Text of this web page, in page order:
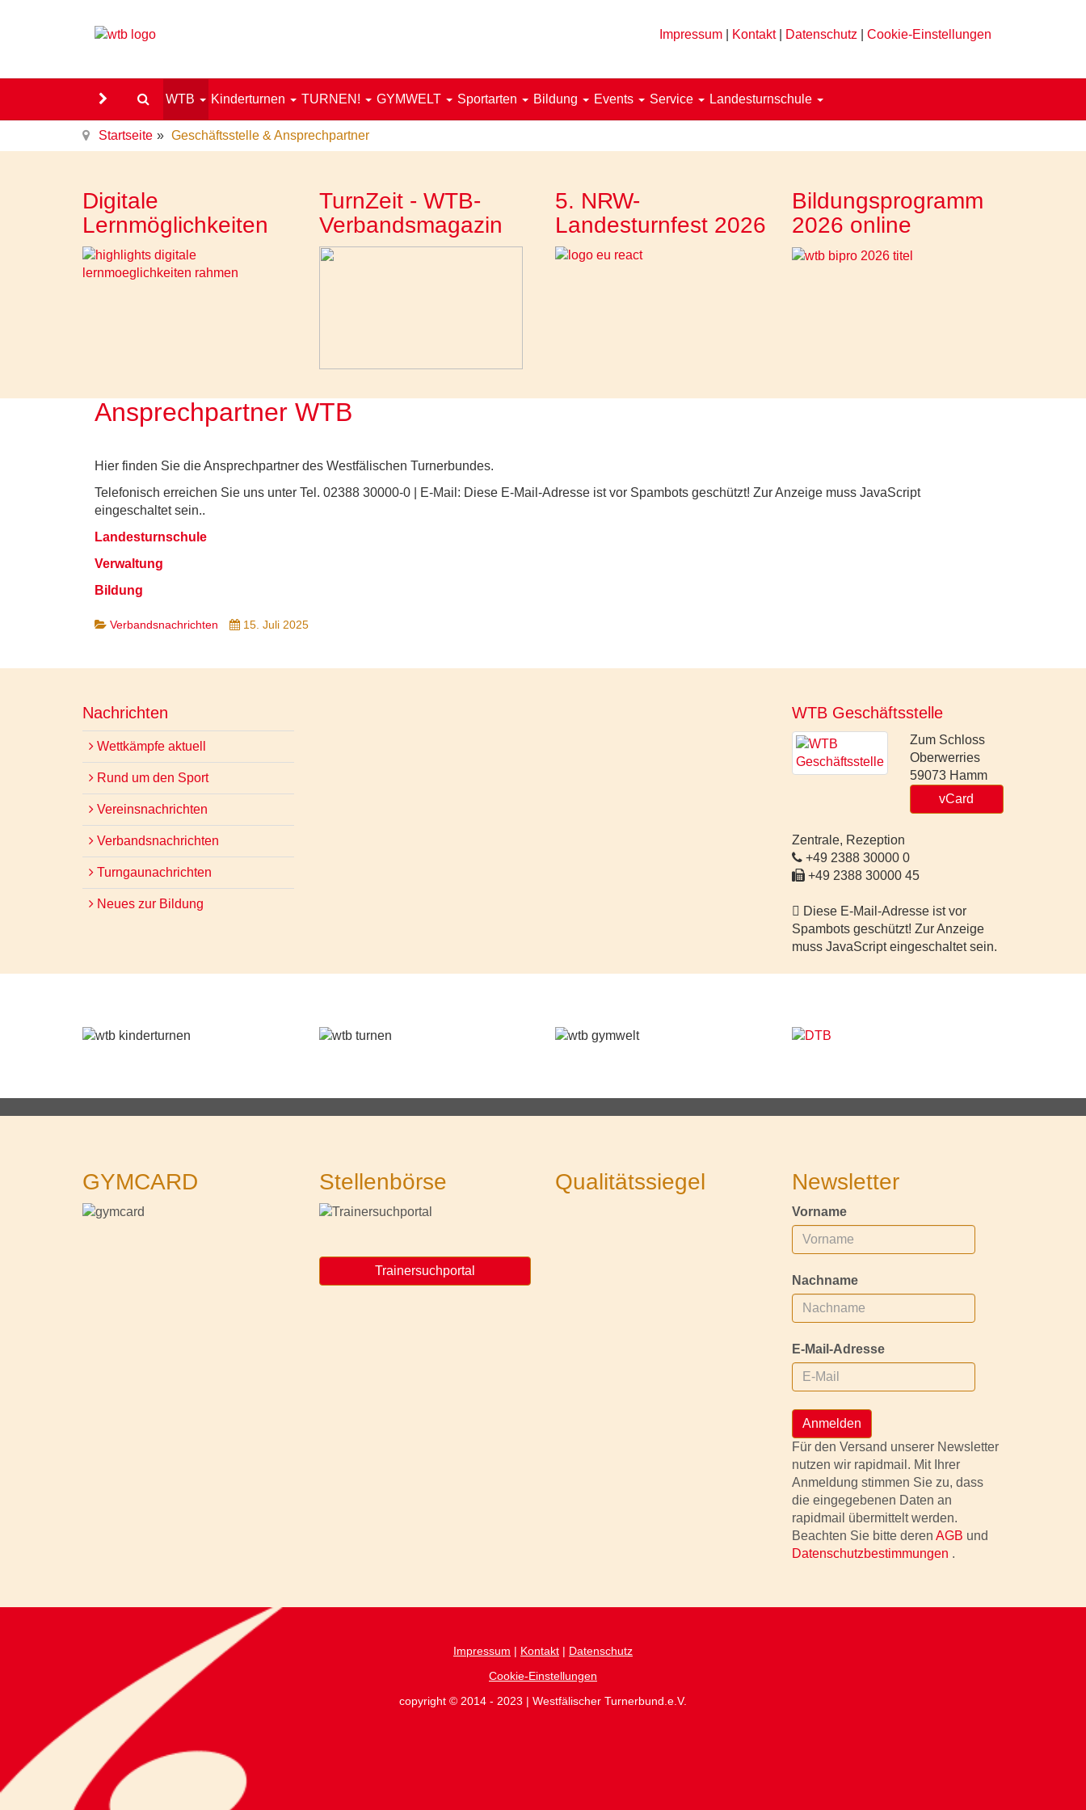
Impressum Kontakt| Datenschutz Cookie-Einstellungen
WTB Kinderturnen TURNEN! GYMWELT Sportarten Bildung Events Service Landesturnschule
Startseite Geschäftsstelle & Ansprechpartner
Digitale
Lernmöglichkeiten
TurnZeit - WTB-
Verbandsmagazin
5. NRW-
Landesturnfest 2026
Bildungsprogramm
2026 online
Ansprechpartner WTB
Hier finden Sie die Ansprechpartner des Westfälischen Turnerbundes.
Telefonisch erreichen Sie uns unter Tel. 02388 30000-0 | E-Mail: Diese E-Mail-Adresse ist vor Spambots geschützt! Zur Anzeige muss JavaScript
eingeschaltet sein..
Landesturnschule
Verwaltung
Bildung
Verbandsnachrichten 15. Juli 2025
Nachrichten
Wettkämpfe aktuell
Rund um den Sport
Vereinsnachrichten
Verbandsnachrichten
Turngaunachrichten
Neues zur Bildung
WTB Geschäftsstelle
Zum Schloss
Oberwerries
59073 Hamm
vCard
Zentrale, Rezeption
+49 2388 30000 0
+49 2388 30000 45
Diese E-Mail-Adresse ist vor
Spambots geschützt! Zur Anzeige
muss JavaScript eingeschaltet sein.
GYMCARD Stellenbörse
Trainersuchportal
Qualitätssiegel Newsletter
Vorname
Nachname
E-Mail-Adresse
Anmelden
Für den Versand unserer Newsletter
nutzen wir rapidmail. Mit Ihrer
Anmeldung stimmen Sie zu, dass
die eingegebenen Daten an
rapidmail übermittelt werden.
Beachten Sie bitte deren AGB und
Datenschutzbestimmungen .
Impressum | Kontakt | Datenschutz
Cookie-Einstellungen
copyright © 2014 - 2023 | Westfälischer Turnerbund.e.V.